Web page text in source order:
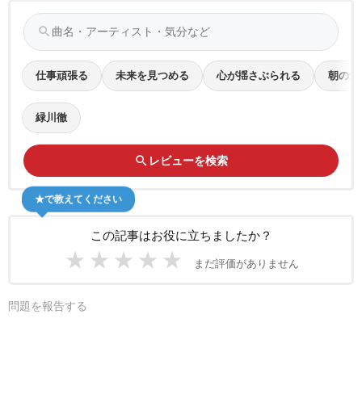
search
仕事頑張る 未来を見つめる 心が揺さぶられる 朝の気
緑川徹
search レビューを検索
この記事はお役に立ちましたか？
★ ★ ★ ★ ★ まだ評価がありません
★で教えてください
問題を報告する